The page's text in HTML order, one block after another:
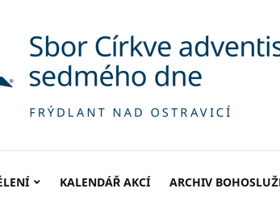
KALENDÁŘ AKCÍ ARCHIV